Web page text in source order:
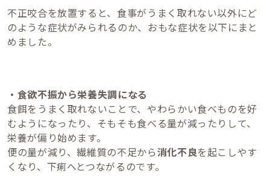
不正咬合を放置すると、食事がうまく取れない以外にど
のような症状がみられるのか、おもな症状を以下にまと
めました。
・食欲不振から栄養失調になる
食餌をうまく取れないことで、やわらかい食べものを好
むようになったり、そもそも食べる量が減ったりして、
栄養が偏り始めます。
便の量が減り、繊維質の不足から消化不良を起こしやす
くなり、下痢へとつながるのです。